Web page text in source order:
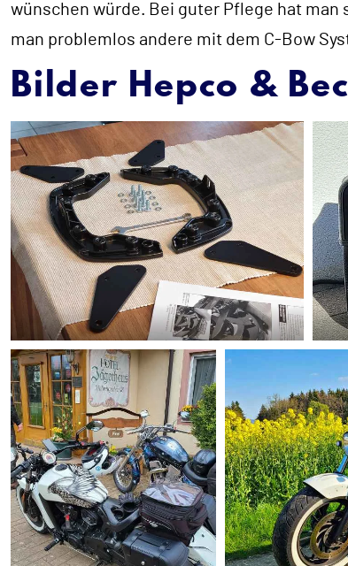
wünschen würde. Bei guter Pflege hat
man problemlos andere mit dem C-Bow
Bilder Hepco &